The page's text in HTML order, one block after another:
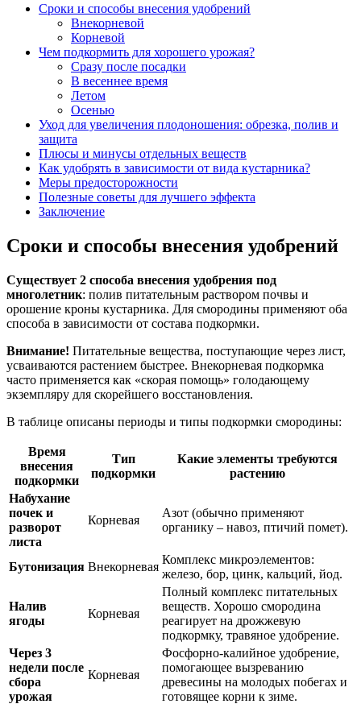
Сроки и способы внесения удобрений
Внекорневой
Корневой
Чем подкормить для хорошего урожая?
Сразу после посадки
В весеннее время
Летом
Осенью
Уход для увеличения плодоношения: обрезка, полив и
защита
Плюсы и минусы отдельных веществ
Как удобрять в зависимости от вида кустарника?
Меры предосторожности
Полезные советы для лучшего эффекта
Заключение
Сроки и способы внесения удобрений
Существует 2 способа внесения удобрения под
многолетник: полив питательным раствором почвы и
орошение кроны кустарника. Для смородины применяют оба
способа в зависимости от состава подкормки.
Внимание! Питательные вещества, поступающие через лист,
усваиваются растением быстрее. Внекорневая подкормка
часто применяется как «скорая помощь» голодающему
экземпляру для скорейшего восстановления.
В таблице описаны периоды и типы подкормки смородины:
Время
внесения
подкормки
Тип
подкормки
Какие элементы требуются
растению
Набухание
почек и
разворот
листа
Корневая
Азот (обычно применяют
органику – навоз, птичий помет).
Бутонизация Внекорневая
Комплекс микроэлементов:
железо, бор, цинк, кальций, йод.
Налив
ягоды
Корневая
Полный комплекс питательных
веществ. Хорошо смородина
реагирует на дрожжевую
подкормку, травяное удобрение.
Через 3
недели после
сбора
урожая
Корневая
Фосфорно-калийное удобрение,
помогающее вызреванию
древесины на молодых побегах и
готовящее корни к зиме.